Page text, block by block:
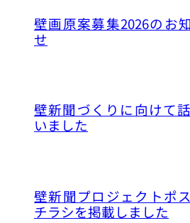
壁画原案募集2026のお
せ
壁新聞づくりに向けて
いました
壁新聞プロジェクトポ
チラシを掲載しました